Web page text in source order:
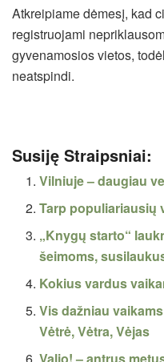
Atkreipiame dėmesį, kad
registruojami
gyvenamosios vietos,
neatspindi.
Susiję Straipsniai:
Vilniuje – daugiau
Tarp populiariausių
„Knygų starto“
šeimoms,
Kokius vardus
Vis dažniau
Vėtrė, Vėtra, Vėjas